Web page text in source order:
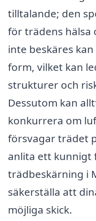
tilltalande; den
för trädens hälsa
inte beskäres
form, vilket kan
strukturer och
Dessutom kan
konkurrera om
försvagar trädet
anlita ett kunnigt
trädbeskärning i
säkerställa att
möjliga skick.